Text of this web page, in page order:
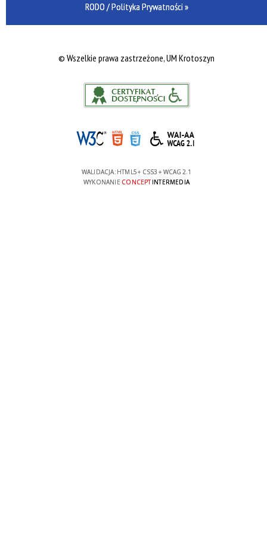
RODO / Polityka Prywatności »
© Wszelkie prawa zastrzeżone, UM Krotoszyn
WALIDACJA: HTML5+ CSS3 + WCAG 2.1
WYKONANIE CONCEPTINTERMEDIA